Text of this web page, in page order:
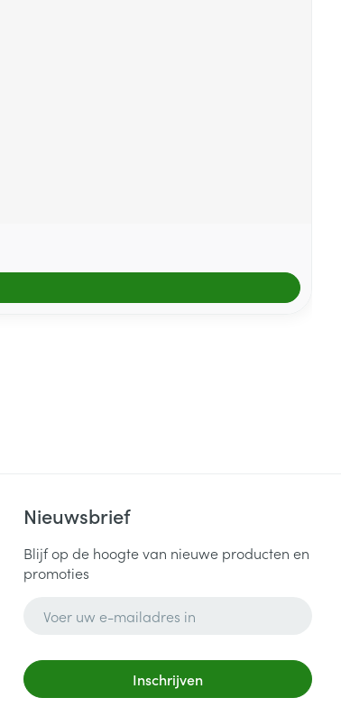
Nieuwsbrief
Blijf op de hoogte van nieuwe producten en
promoties
Inschrijven